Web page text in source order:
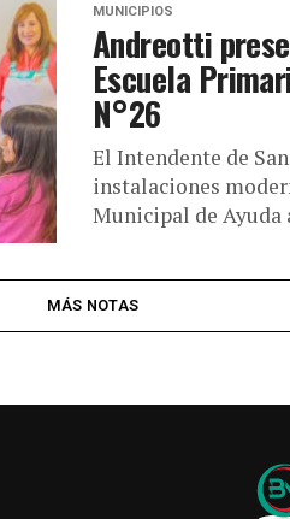
MUNICIPIOS
Andreotti
Escuela
N°26
El Intendente de
instalaciones
Municipal de Ayuda
MÁS NOTAS